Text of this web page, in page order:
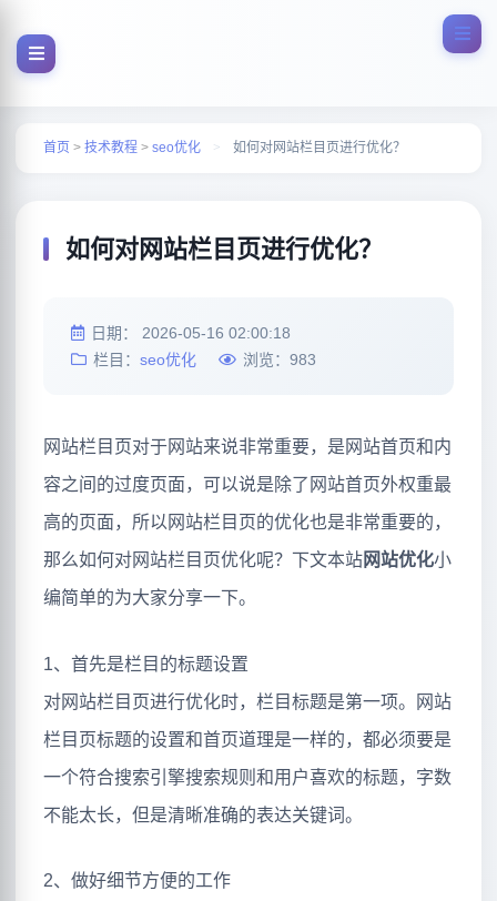
首页 > 技术教程 > seo优化 > 如何对网站栏目页进行优化？
如何对网站栏目页进行优化？
日期： 2026-05-16 02:00:18
栏目： seo优化 浏览： 983
网站栏目页对于网站来说非常重要，是网站首页和内
容之间的过度页面，可以说是除了网站首页外权重最
高的页面，所以网站栏目页的优化也是非常重要的，
那么如何对网站栏目页优化呢？下文本站网站优化小
编简单的为大家分享一下。
1、首先是栏目的标题设置
对网站栏目页进行优化时，栏目标题是第一项。网站
栏目页标题的设置和首页道理是一样的，都必须要是
一个符合搜索引擎搜索规则和用户喜欢的标题，字数
不能太长，但是清晰准确的表达关键词。
2、做好细节方便的工作